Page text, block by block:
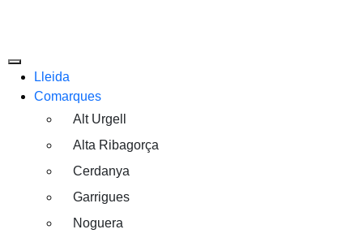
Lleida
Comarques
Alt Urgell
Alta Ribagorça
Cerdanya
Garrigues
Noguera